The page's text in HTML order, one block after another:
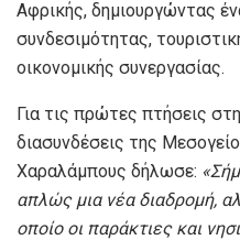
Αφρικής, δημιουργώντας
συνδεσιμότητας,
οικονομικής συνεργασίας.
Για τις πρώτες πτήσεις
διασυνδέσεις της
Χαραλάμπους δήλωσε:
απλώς μια νέα διαδρομή,
οποίο οι παράκτιες και